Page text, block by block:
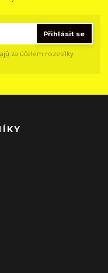
Přihlásit se
za účelem rozesílky